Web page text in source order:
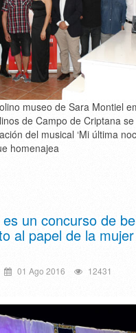
museo de Sara Montiel
de Campo de Criptana
del musical ‘Mi última
homenajea
un concurso de
al papel de la
01 Ago 2016 12431